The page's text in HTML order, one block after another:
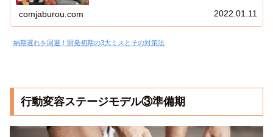
繰り返す事によって、目をつぶってでも作業できるように
なる。そういう、肌感覚に頼った開発をしてしまっていま
comjaburou.com 2022.01.11
納期遅れを回避！開発初期の3大ミスとその対策法
行動変容ステージモデル③準備期